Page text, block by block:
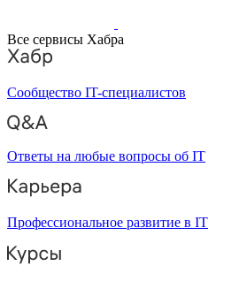
Все сервисы Хабра
Сообщество IT-специалистов
Ответы на любые вопросы об IT
Профессиональное развитие в IT